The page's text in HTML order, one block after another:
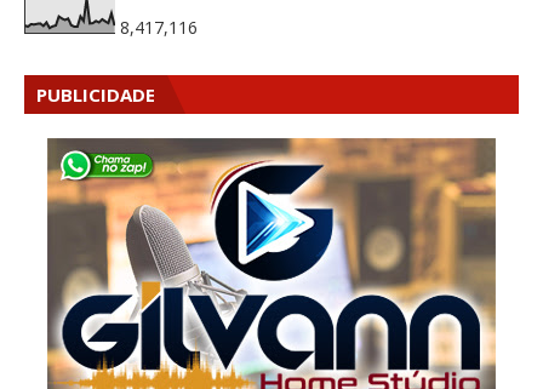
8,417,116
PUBLICIDADE